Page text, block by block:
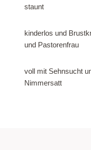
staunt
kinderlos und
und Pastorenfrau
voll mit Sehnsucht
Nimmersatt